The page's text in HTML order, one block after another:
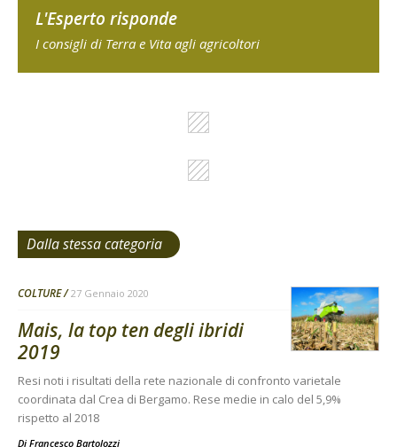
L'Esperto risponde
I consigli di Terra e Vita agli agricoltori
Dalla stessa categoria
COLTURE 27 Gennaio 2020
Mais, la top ten degli ibridi
2019
Resi noti i risultati della rete nazionale di confronto varietale
coordinata dal Crea di Bergamo. Rese medie in calo del 5,9%
rispetto al 2018
Di Francesco Bartolozzi